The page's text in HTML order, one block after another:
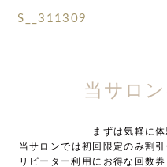
S__311309
当サロ
まずは気軽に
当サロンでは初回限定のみ割
リピーター利用にお得な回数